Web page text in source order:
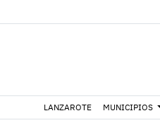
LANZAROTE MUNICIPIOS